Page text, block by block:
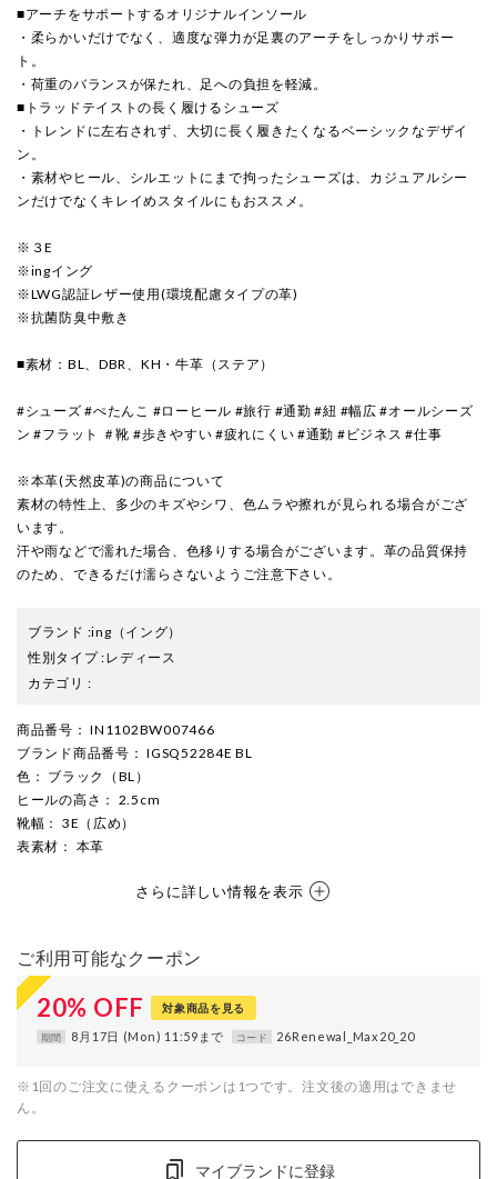
■アーチをサポートするオリジナルインソール
・柔らかいだけでなく、適度な弾力が足裏のアーチをしっかりサポー
ト。
・荷重のバランスが保たれ、足への負担を軽減。
■トラッドテイストの長く履けるシューズ
・トレンドに左右されず、大切に長く履きたくなるベーシックなデザイ
ン。
・素材やヒール、シルエットにまで拘ったシューズは、カジュアルシー
ンだけでなくキレイめスタイルにもおススメ。
※３E
※ingイング
※LWG認証レザー使用(環境配慮タイプの革)
※抗菌防臭中敷き
■素材：BL、DBR、KH・牛革（ステア）
#シューズ #ぺたんこ #ローヒール #旅行 #通勤 #紐 #幅広 #オールシーズ
ン #フラット ＃靴 #歩きやすい #疲れにくい #通勤 #ビジネス #仕事
※本革(天然皮革)の商品について
素材の特性上、多少のキズやシワ、色ムラや擦れが見られる場合がござ
います。
汗や雨などで濡れた場合、色移りする場合がございます。革の品質保持
のため、できるだけ濡らさないようご注意下さい。
ブランド :ing （イング）
性別タイプ:レディース
カテゴリ :
商品番号 ： IN1102BW007466
ブランド商品番号 ： IGSQ52284E BL
色 ： ブラック（BL）
ヒールの高さ ： 2.5cm
靴幅 ： 3E（広め）
表素材 ： 本革
さらに詳しい情報を表示
ご利用可能なクーポン
20% OFF 対象商品を見る
期間 8月17日 (Mon) 11:59まで コード 26Renewal_Max20_20
※1回のご注文に使えるクーポンは1つです。注文後の適用はできませ
ん。
マイブランドに登録